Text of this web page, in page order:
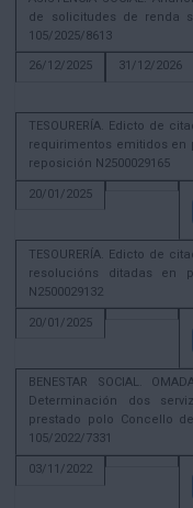
de solicitudes de renda
105/2025/8613
26/12/2025
31/12/2026
TESOURERÍA. Edicto de
requirimentos emitidos
reposición N2500029165
20/01/2025
TESOURERÍA. Edicto de
resolucións ditadas en
N2500029132
20/01/2025
BENESTAR SOCIAL.
Determinación dos
prestado polo Concello
105/2022/7331
03/11/2022